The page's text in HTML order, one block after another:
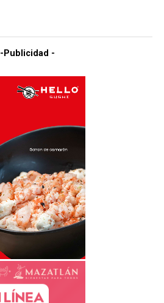
-Publicidad -